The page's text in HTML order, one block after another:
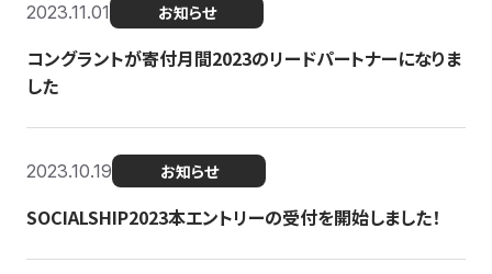
2023.11.01 お知らせ
コングラントが寄付月間2023のリードパートナーになりま
した
2023.10.19 お知らせ
SOCIALSHIP2023本エントリーの受付を開始しました！